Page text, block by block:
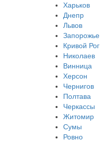
Харьков
Днепр
Львов
Запорожье
Кривой Рог
Николаев
Винница
Херсон
Чернигов
Полтава
Черкассы
Житомир
Сумы
Ровно